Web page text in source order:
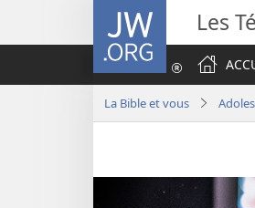
JW.ORG Les
La Bible et vous